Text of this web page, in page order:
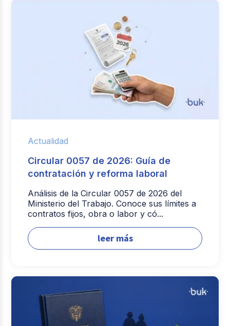
Actualidad
Circular 0057 de 2026: Guía de
contratación y reforma laboral
Análisis de la Circular 0057 de 2026 del
Ministerio del Trabajo. Conoce sus límites a
contratos fijos, obra o labor y có...
leer más